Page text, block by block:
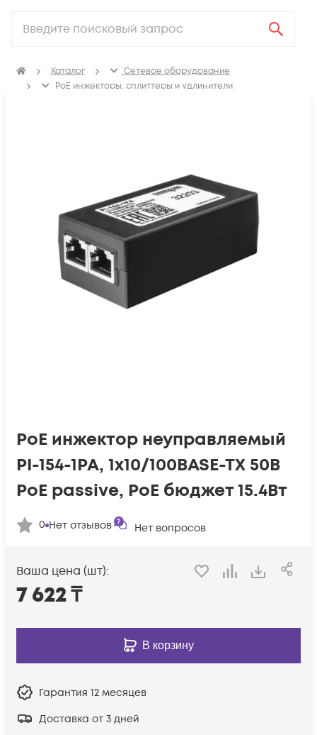
Каталог
Сетевое оборудование
PoE инжекторы, сплиттеры и удлинители
PoE инжектор неуправляемый
PI-154-1PA, 1x10/100BASE-TX 50В
PoE passive, PoE бюджет 15.4Вт
0 Нет отзывов Нет вопросов
Ваша цена (шт):
7 622₸
В корзину
Гарантия 12 месяцев
Доставка от 3 дней